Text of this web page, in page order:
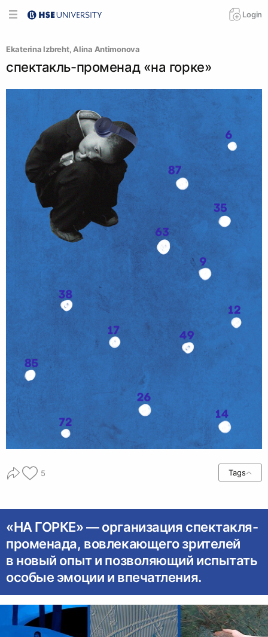
Login
Ekaterina Izbreht, Alina Antimonova
спектакль-променад «на горке»
5 Tags
«НА ГОРКЕ» — организация спектакля-
променада, вовлекающего зрителей
в новый опыт и позволяющий испытать
особые эмоции и впечатления.